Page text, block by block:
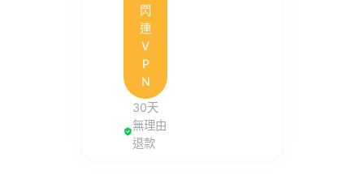
閃
連
V
P
N
30天
無理由
退款